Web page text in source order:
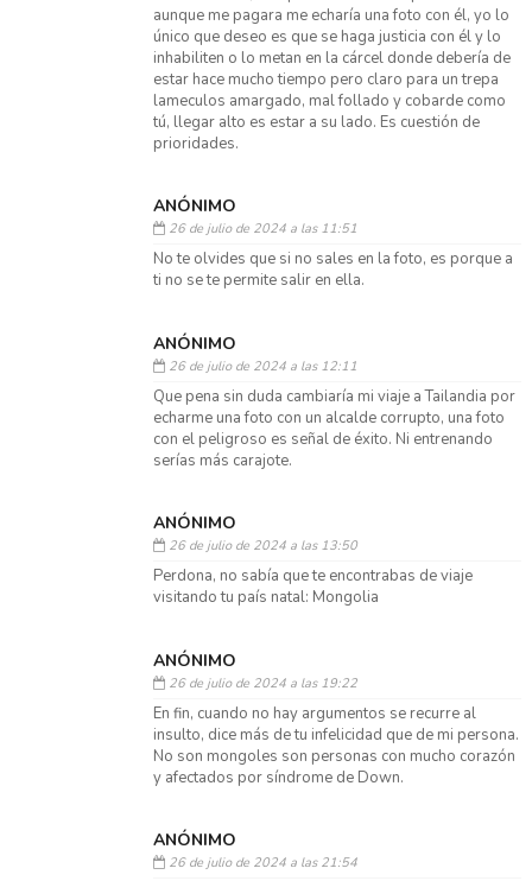
aunque me pagara me echaría una foto con él, yo lo
único que deseo es que se haga justicia con él y lo
inhabiliten o lo metan en la cárcel donde debería de
estar hace mucho tiempo pero claro para un trepa
lameculos amargado, mal follado y cobarde como
tú, llegar alto es estar a su lado. Es cuestión de
prioridades.
ANÓNIMO
26 de julio de 2024 a las 11:51
No te olvides que si no sales en la foto, es porque a
ti no se te permite salir en ella.
ANÓNIMO
26 de julio de 2024 a las 12:11
Que pena sin duda cambiaría mi viaje a Tailandia por
echarme una foto con un alcalde corrupto, una foto
con el peligroso es señal de éxito. Ni entrenando
serías más carajote.
ANÓNIMO
26 de julio de 2024 a las 13:50
Perdona, no sabía que te encontrabas de viaje
visitando tu país natal: Mongolia
ANÓNIMO
26 de julio de 2024 a las 19:22
En fin, cuando no hay argumentos se recurre al
insulto, dice más de tu infelicidad que de mi persona.
No son mongoles son personas con mucho corazón
y afectados por síndrome de Down.
ANÓNIMO
26 de julio de 2024 a las 21:54